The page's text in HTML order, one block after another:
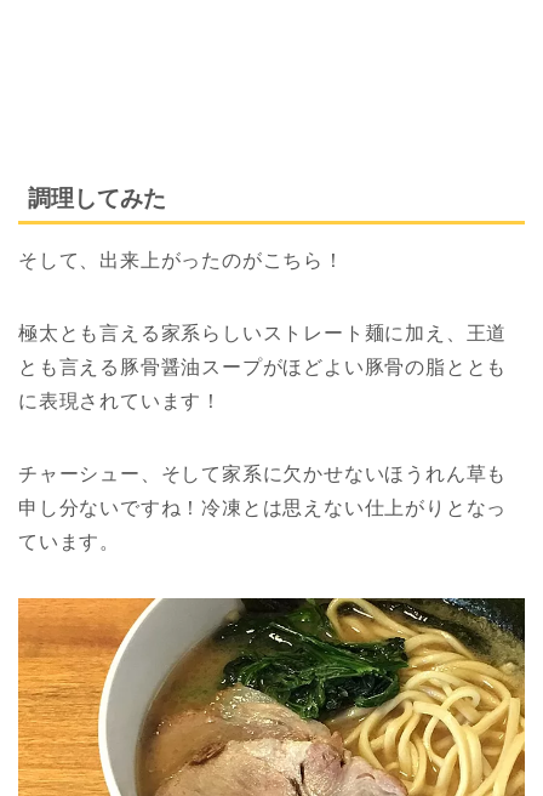
調理してみた
そして、出来上がったのがこちら！
極太とも言える家系らしいストレート麺に加え、王道
とも言える豚骨醤油スープがほどよい豚骨の脂ととも
に表現されています！
チャーシュー、そして家系に欠かせないほうれん草も
申し分ないですね！冷凍とは思えない仕上がりとなっ
ています。